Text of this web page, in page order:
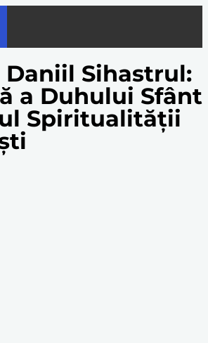
Daniil Sihastrul:
a Duhului Sfânt
Spiritualității